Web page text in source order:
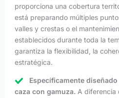
proporciona una cobertura
está preparando múltiples
valles y crestas o el
establecidos durante toda la
garantiza la flexibilidad, la
estratégica.
Específicamente
caza con gamuza. A diferencia